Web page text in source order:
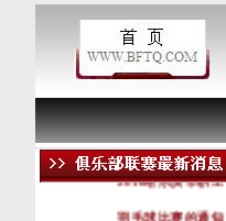
2016哈尔滨市职工
羽毛球比赛的通知